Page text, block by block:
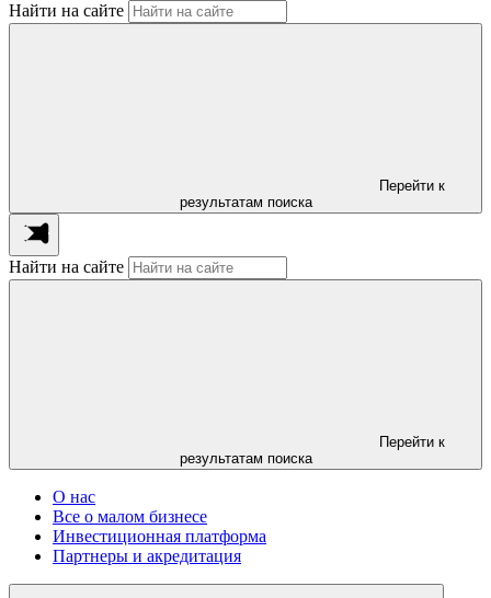
Найти на сайте
Перейти к
результатам поиска
Найти на сайте
Перейти к
результатам поиска
О нас
Все о малом бизнесе
Инвестиционная платформа
Партнеры и акредитация